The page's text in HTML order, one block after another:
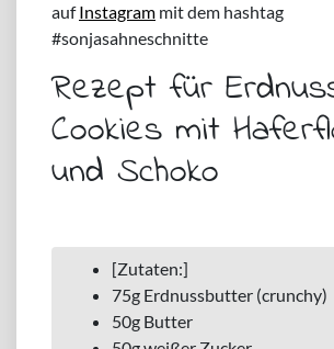
aufInstagram mit dem hashtag
#sonjasahneschnitte
Rezept für
Cookies mit
und Schoko
[Zutaten:]
75g Erdnussbutter (crunchy)
50g Butter